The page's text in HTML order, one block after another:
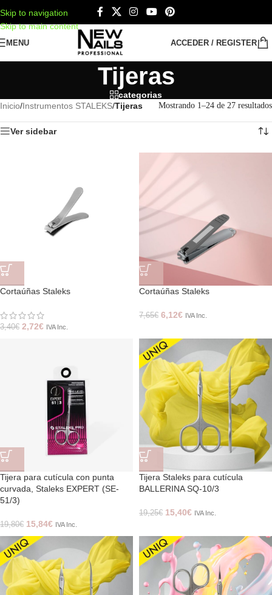
Skip to navigation
Skip to main content
MENU ACCEDER / REGISTER
Tijeras
categorias
Inicio/Instrumentos STALEKS/Tijeras Mostrando 1–24 de 27 resultados
Ver sidebar
Cortaúñas Staleks
3,40€ 2,72€ IVA Inc.
Cortaúñas Staleks
7,65€ 6,12€ IVA Inc.
Tijera para cutícula con punta
curvada, Staleks EXPERT (SE-
51/3)
19,80€ 15,84€ IVA Inc.
Tijera Staleks para cutícula
BALLERINA SQ-10/3
19,25€ 15,40€ IVA Inc.